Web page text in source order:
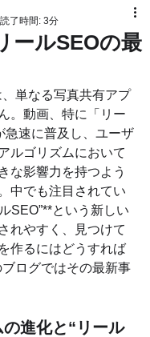
ールSEOの最
読了時間: 3分
単なる写真共有アプ
。動画、特に「リー
急速に普及し、ユーザ
ルゴリズムにおいて
な影響力を持つよう
中でも注目されてい
SEO”**という新しい
れやすく、見つけて
作るにはどうすれば
ログではその最新事
進化と“リール